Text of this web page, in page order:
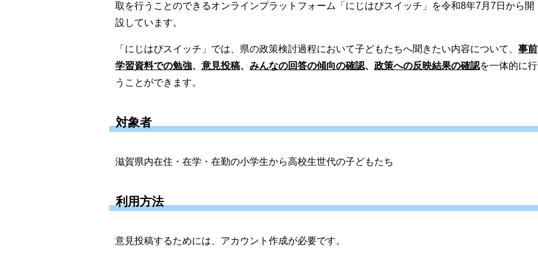
取を行うことのできるオンラインプラットフォーム「にじはぴスイッチ」を令和8年7月7日から開
設しています。
「にじはぴスイッチ」では、県の政策検討過程において子どもたちへ聞きたい内容について、 事前
学習資料での勉強、 意見投稿、 みんなの回答の傾向の確認、 政策への反映結果の確認を一体的に行
うことができます。
対象者
滋賀県内在住・在学・在勤の小学生から高校生世代の子どもたち
利用方法
意見投稿するためには、アカウント作成が必要です。